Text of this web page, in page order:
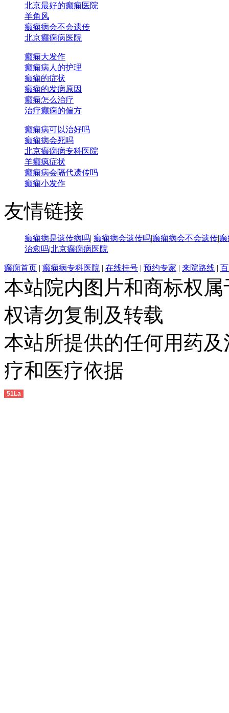
北京最好的癫痫医院
羊角风
癫痫病会不会遗传
北京癫痫病医院
癫痫大发作
癫痫病人的护理
癫痫的症状
癫痫的发病原因
癫痫怎么治疗
治疗癫痫的偏方
癫痫病可以治好吗
癫痫病会死吗
北京癫痫病专科医院
羊癫疯症状
癫痫病会隔代遗传吗
癫痫小发作
友情链接
癫痫病是遗传病吗| 癫痫病会遗传吗|癫痫病会不会遗传|癫
治愈吗|北京癫痫病医院
癫痫首页 | 癫痫病专科医院 | 在线挂号 | 预约专家 | 来院路线 |
本站院内图片和商标权
权请勿复制及转载
本站所提供的任何用药
疗和医疗依据
51La